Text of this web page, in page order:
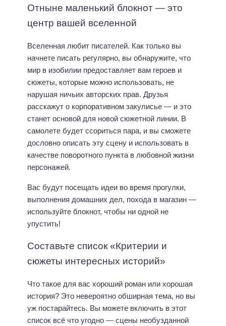
Отныне маленький блокнот — это
центр вашей вселенной
Вселенная любит писателей. Как только вы
начнете писать регулярно, вы обнаружите, что
мир в изобилии предоставляет вам героев и
сюжеты, которые можно использовать, не
нарушая ничьих авторских прав. Друзья
расскажут о корпоративном закулисье — и это
станет основой для новой сюжетной линии. В
самолете будет ссориться пара, и вы сможете
дословно описать эту сцену и использовать в
качестве поворотного пункта в любовной жизни
персонажей.
Вас будут посещать идеи во время прогулки,
выполнения домашних дел, похода в магазин —
используйте блокнот, чтобы ни одной не
упустить!
Составьте список «Критерии и
сюжеты интересных историй»
Что такое для вас хороший роман или хорошая
история? Это невероятно обширная тема, но вы
уж постарайтесь. Вы можете включить в этот
список всё что угодно — сцены необузданной